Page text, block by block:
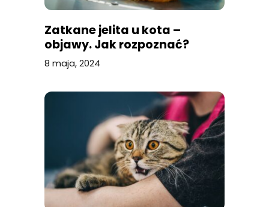
Zatkane jelita u kota –
objawy. Jak rozpoznać?
8 maja, 2024